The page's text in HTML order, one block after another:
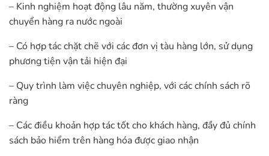
– Kinh nghiệm hoạt động lâu năm, thường xuyên vận
chuyển hàng ra nước ngoài
– Có hợp tác chặt chẽ với các đơn vị tàu hàng lớn, sử dụng
phương tiện vận tải hiện đại
– Quy trình làm việc chuyên nghiệp, với các chính sách rõ
ràng
– Các điều khoản hợp tác tốt cho khách hàng, đầy đủ chính
sách bảo hiểm trên hàng hóa được giao nhận